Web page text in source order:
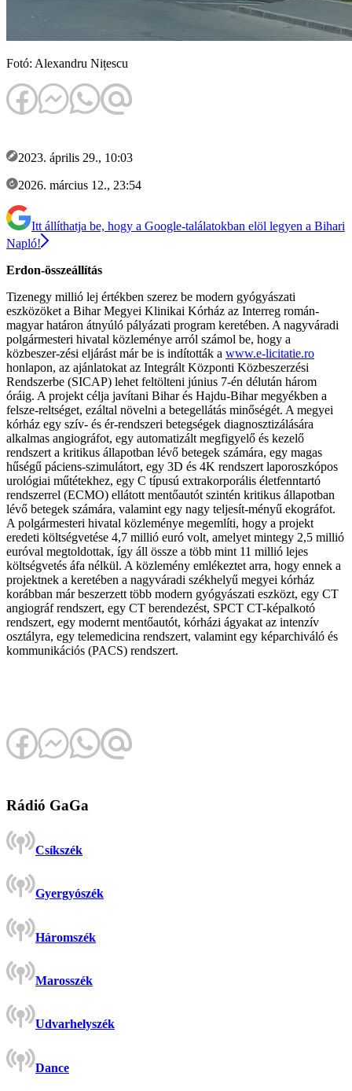
Fotó: Alexandru Nițescu
2023. április 29., 10:03
2026. március 12., 23:54
Itt állíthatja be, hogy a Google-találatokban elöl legyen a Bihari
Napló!
Erdon-összeállítás
Tizenegy millió lej értékben szerez be modern gyógyászati
eszközöket a Bihar Megyei Klinikai Kórház az Interreg román-
magyar határon átnyúló pályázati program keretében. A nagyváradi
polgármesteri hivatal közleménye arról számol be, hogy a
közbeszer-zési eljárást már be is indították a www.e-licitatie.ro
honlapon, az ajánlatokat az Integrált Központi Közbeszerzési
Rendszerbe (SICAP) lehet feltölteni június 7-én délután három
óráig. A projekt célja javítani Bihar és Hajdu-Bihar megyékben a
felsze-reltséget, ezáltal növelni a betegellátás minőségét. A megyei
kórház egy szív- és ér-rendszeri betegségek diagnosztizálására
alkalmas angiográfot, egy automatizált megfigyelő és kezelő
rendszert a kritikus állapotban lévő betegek számára, egy magas
hűségű páciens-szimulátort, egy 3D és 4K rendszert laporoszkópos
urológiai műtétekhez, egy C típusú extrakorporális életfenntartó
rendszerrel (ECMO) ellátott mentőautót szintén kritikus állapotban
lévő betegek számára, valamint egy nagy teljesít-ményű ekográfot.
A polgármesteri hivatal közleménye megemlíti, hogy a projekt
eredeti költségvetése 4,7 millió euró volt, amelyet mintegy 2,5 millió
euróval megtoldottak, így áll össze a több mint 11 millió lejes
költségvetés áfa nélkül. A közlemény emlékeztet arra, hogy ennek a
projektnek a keretében a nagyváradi székhelyű megyei kórház
korábban már beszerzett több modern gyógyászati eszközt, egy CT
angiográf rendszert, egy CT berendezést, SPCT CT-képalkotó
rendszert, egy modernt mentőautót, kórházi ágyakat az intenzív
osztályra, egy telemedicina rendszert, valamint egy képarchiváló és
kommunikációs (PACS) rendszert.
Rádió GaGa
Csíkszék
Gyergyószék
Háromszék
Marosszék
Udvarhelyszék
Dance